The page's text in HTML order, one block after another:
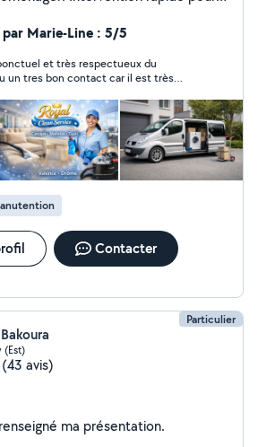
trajets **************** Nettoyage de canapés, matelas...
Marie-Line : 5/5
et très respectueux du
Contacter
Particulier
(Est)
(43 avis)
Je n'ai pas encore renseigné ma présentation.